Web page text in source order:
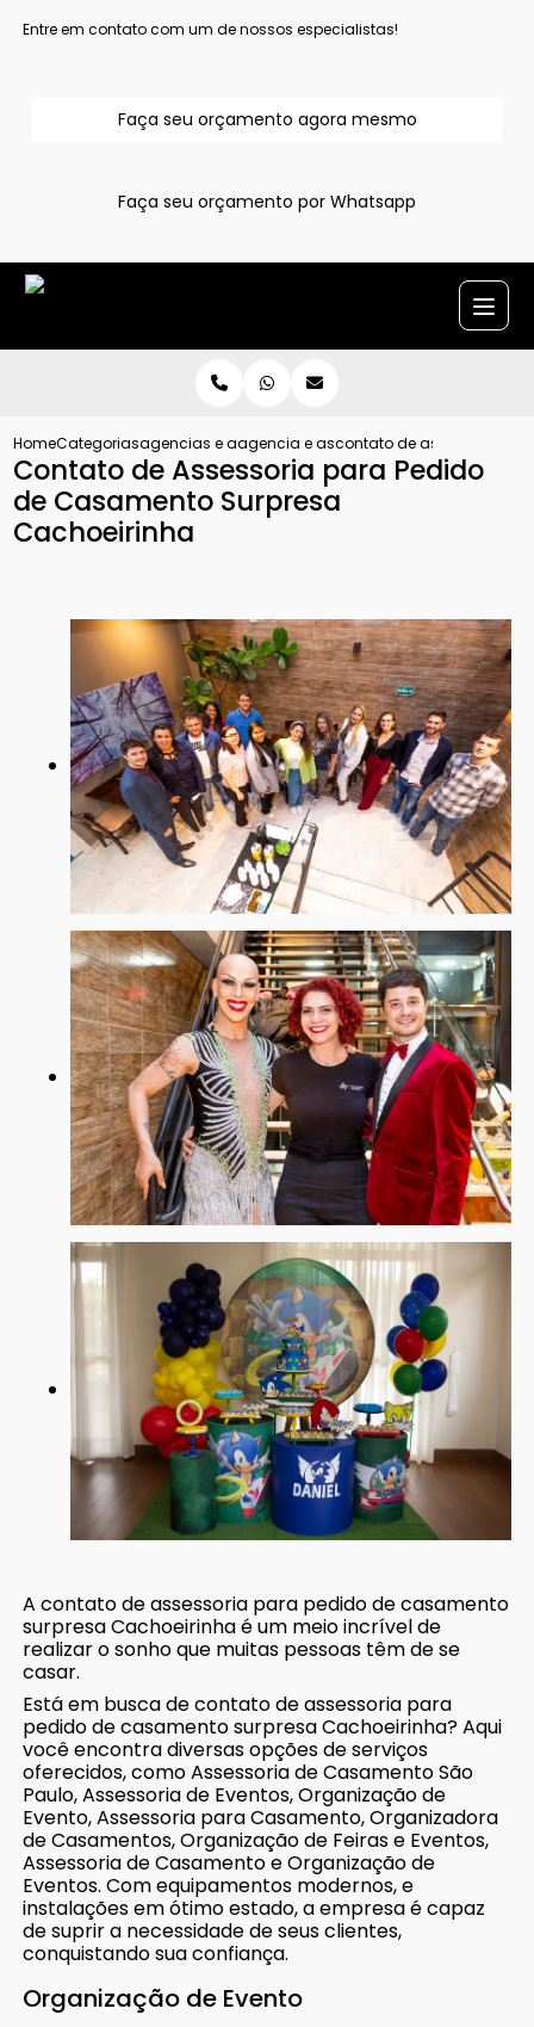
Entre em contato com um de nossos especialistas!
Faça seu orçamento agora mesmo
Faça seu orçamento por Whatsapp
HomeCategoriasagencias e assessoria para pedido de casamento
agencia e assessoria para pedido de
contato de assessoria
Contato de Assessoria para Pedido
de Casamento Surpresa
Cachoeirinha
A contato de assessoria para pedido de casamento
surpresa Cachoeirinha é um meio incrível de
realizar o sonho que muitas pessoas têm de se
casar.
Está em busca de contato de assessoria para
pedido de casamento surpresa Cachoeirinha? Aqui
você encontra diversas opções de serviços
oferecidos, como Assessoria de Casamento São
Paulo, Assessoria de Eventos, Organização de
Evento, Assessoria para Casamento, Organizadora
de Casamentos, Organização de Feiras e Eventos,
Assessoria de Casamento e Organização de
Eventos. Com equipamentos modernos, e
instalações em ótimo estado, a empresa é capaz
de suprir a necessidade de seus clientes,
conquistando sua confiança.
Organização de Evento